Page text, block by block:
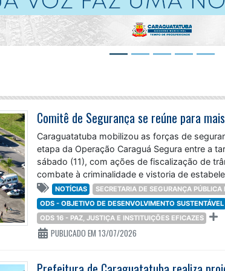
Caraguatatuba mobilizou as forças de
etapa da Operação Caraguá Segura entre a
sábado (11), com ações de fiscalização de
combate à criminalidade e vistoria de
NOTÍCIAS
SECRETARIA DE SEGURANÇA
ODS - OBJETIVO DE DESENVOLVIMENTO SUSTENTÁVEL
ODS 16 - PAZ, JUSTIÇA E INSTITUIÇÕES EFICAZES
PUBLICADO EM 13/07/2026